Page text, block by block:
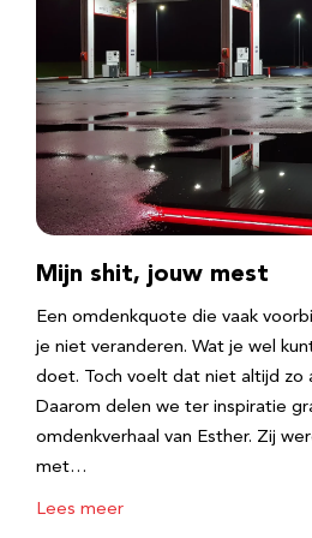
Mijn shit, jouw mest
Een omdenkquote die vaak
je niet veranderen. Wat je wel
doet. Toch voelt dat niet altijd zo
Daarom delen we ter inspiratie
omdenkverhaal van Esther. Zij
met…
Lees meer